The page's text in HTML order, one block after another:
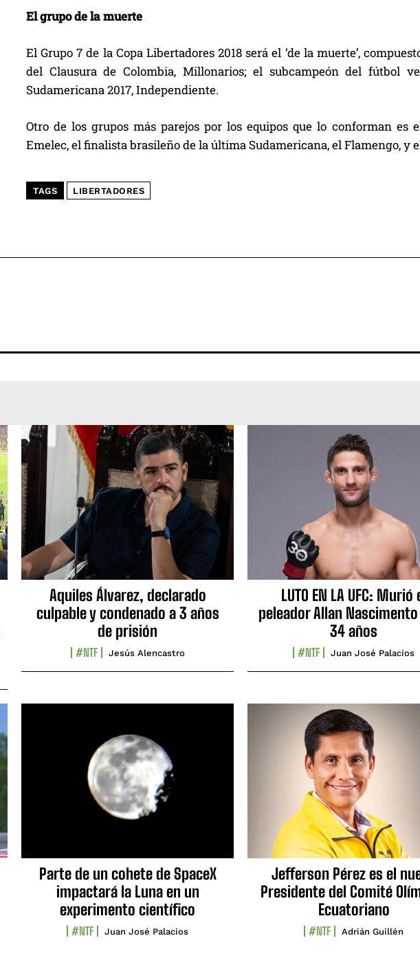
El grupo de la muerte
El Grupo 7 de la Copa Libertadores 2018 será el ‘de la muerte’,
del Clausura de Colombia, Millonarios; el subcampeón del fútbol
Sudamericana 2017, Independiente.
Otro de los grupos más parejos por los equipos que lo conforman es
Emelec, el finalista brasileño de la última Sudamericana, el Flamengo, y
TAGS LIBERTADORES
Aquiles Álvarez, declarado
culpable y condenado a 3 años
de prisión
#NTF Jesús Alencastro
LUTO EN LA UFC: Murió
peleador Allan
34 años
#NTF Juan José Palacios
Parte de un cohete de SpaceX
impactará la Luna en un
experimento científico
#NTF Juan José Palacios
Jefferson Pérez es el
Presidente del Comité
Ecuatoriano
#NTF Adrián Guillén